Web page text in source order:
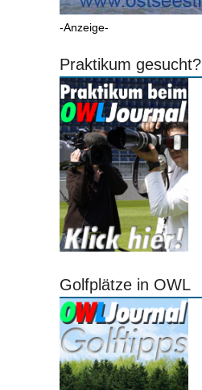
-Anzeige-
Praktikum gesucht?
Golfplätze in OWL